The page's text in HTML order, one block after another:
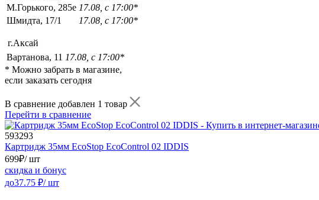
М.Горького, 285е 17.08, с 17:00*
Шмидта, 17/1
17.08, с 17:00*
г.Аксай
Вартанова, 11 17.08, с 17:00*
* Можно забрать в магазине,
если заказать сегодня
В сравнение добавлен 1 товар
Перейти в сравнение
593293
Картридж 35мм EcoStop EcoControl 02 IDDIS
699₽/ шт
скидка и бонус
до37.75 ₽/ шт